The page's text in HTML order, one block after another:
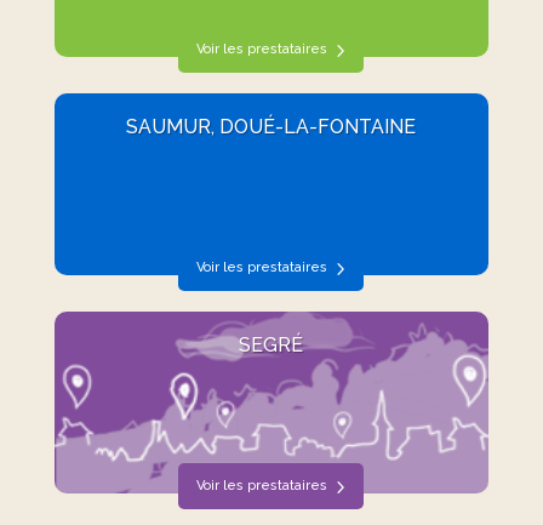
Voir les prestataires
SAUMUR, DOUÉ-LA-FONTAINE
Voir les prestataires
SEGRÉ
Voir les prestataires